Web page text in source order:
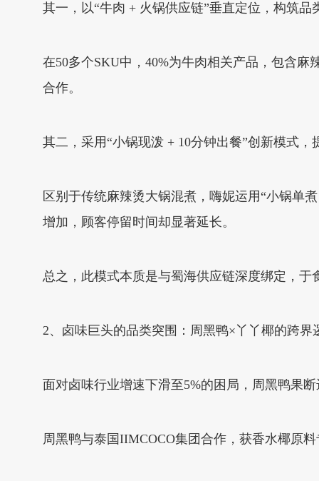
其一，以“牛肉 + 火锅供应链”垂直定位，构筑
在50多个SKU中，40%为牛肉相关产品，包含
合作。
其二，采用“小锅现泼 + 10分钟出餐”创新模式
区别于传统麻辣烫大锅混煮，嗨妮运用“小锅单
增加，顾客停留时间却显著延长。
总之，此模式本质是与蜀海供应链深度绑定，
2、卤味巨头的品类突围：周黑鸭×丫丫椰的跨界
面对卤味行业增速下滑至5%的困局，周黑鸭果
周黑鸭与泰国IIMCOCO集团合作，获香水椰原